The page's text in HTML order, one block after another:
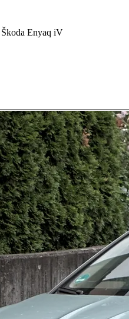
Škoda Enyaq iV